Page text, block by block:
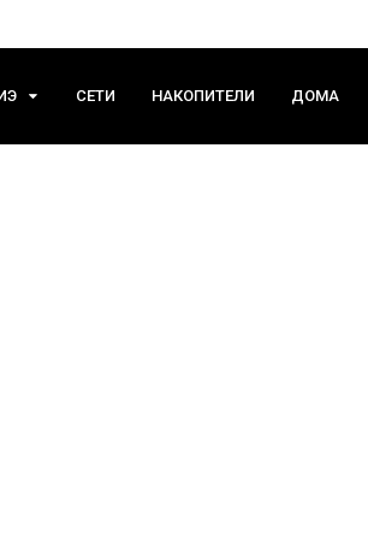
СЕТИ НАКОПИТЕЛИ ДОМА